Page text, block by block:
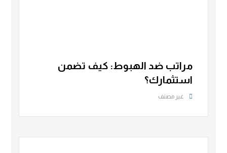
مراتب ضد الهبوط: كيف تضمن
استثمارك؟
غير مصنف